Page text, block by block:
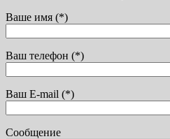
Ваше имя (*)
Ваш телефон (*)
Ваш E-mail (*)
Сообщение